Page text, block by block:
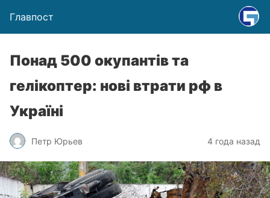
Главпост
Понад 500 окупантів та
гелікоптер: нові втрати рф в
Україні
Петр Юрьев 4 года назад